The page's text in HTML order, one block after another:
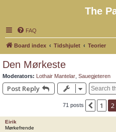
The
FAQ
Board index Tidshjulet Teorier
Den Mørkeste
Moderators: Lothair Mantelar Sauegjeteren
Post Reply
71 posts 1 2
Eirik
Mørkefrende